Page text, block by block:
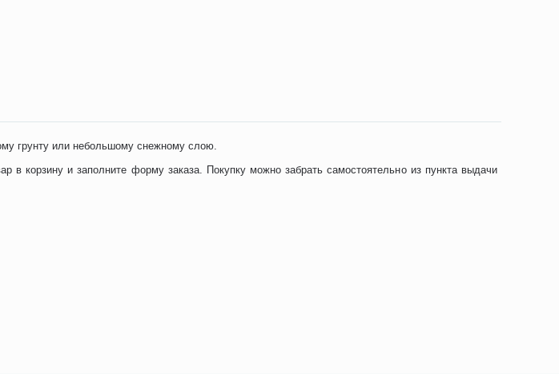
грунту или небольшому снежному слою.
в корзину и заполните форму заказа. Покупку можно забрать самостоятельно из пункта выдачи